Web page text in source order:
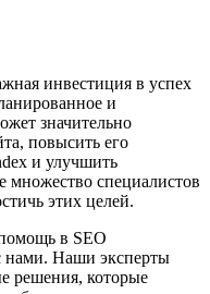
инвестиция в успех
и
значительно
повысить его
и улучшить
множество специалистов
этих целей.
в SEO
нами. Наши эксперты
решения, которые